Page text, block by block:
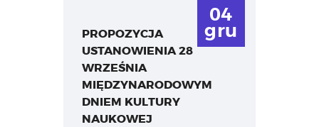
04
gru
PROPOZYCJA
USTANOWIENIA 28
WRZEŚNIA
MIĘDZYNARODOWYM
DNIEM KULTURY
NAUKOWEJ